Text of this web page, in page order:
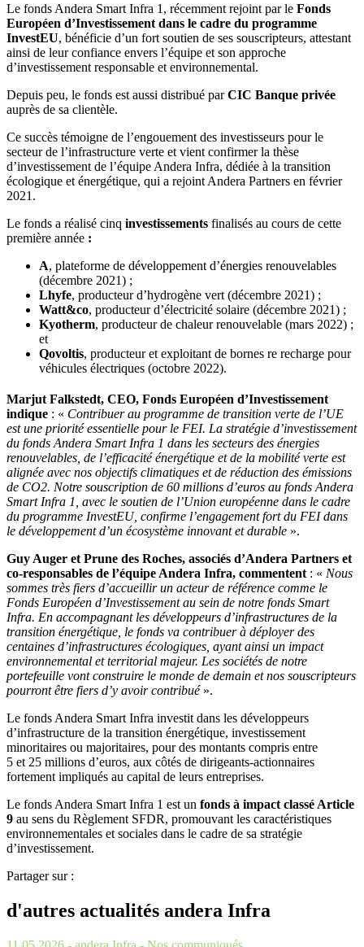
Le fonds Andera Smart Infra 1, récemment rejoint par le Fonds
Européen d’Investissement dans le cadre du programme
InvestEU, bénéficie d’un fort soutien de ses souscripteurs, attestant
ainsi de leur confiance envers l’équipe et son approche
d’investissement responsable et environnemental.
Depuis peu, le fonds est aussi distribué parCIC Banque privée
auprès de sa clientèle.
Ce succès témoigne de l’engouement des investisseurs pour le
secteur de l’infrastructure verte et vient confirmer la thèse
d’investissement de l’équipe Andera Infra, dédiée à la transition
écologique et énergétique, qui a rejoint Andera Partners en février
2021.
Le fonds a réalisé cinq investissements finalisés au cours de cette
première année :
A, plateforme de développement d’énergies renouvelables
(décembre 2021) ;
Lhyfe, producteur d’hydrogène vert (décembre 2021) ;
Watt&co, producteur d’électricité solaire (décembre 2021) ;
Kyotherm, producteur de chaleur renouvelable (mars 2022) ;
et
Qovoltis, producteur et exploitant de bornes re recharge pour
véhicules électriques (octobre 2022).
Marjut Falkstedt, CEO, Fonds Européen d’Investissement
indique : « Contribuer au programme de transition verte de l’UE
est une priorité essentielle pour le FEI. La stratégie d’investissement
du fonds Andera Smart Infra 1 dans les secteurs des énergies
renouvelables, de l’efficacité énergétique et de la mobilité verte est
alignée avec nos objectifs climatiques et de réduction des émissions
de CO2. Notre souscription de 60 millions d’euros au fonds Andera
Smart Infra 1, avec le soutien de l’Union européenne dans le cadre
du programme InvestEU, confirme l’engagement fort du FEI dans
le développement d’un écosystème innovant et durable ».
Guy Auger et Prune des Roches, associés d’Andera Partners et
co-responsables de l’équipe Andera Infra, commentent : « Nous
sommes très fiers d’accueillir un acteur de référence comme le
Fonds Européen d’Investissement au sein de notre fonds Smart
Infra. En accompagnant les développeurs d’infrastructures de la
transition énergétique, le fonds va contribuer à déployer des
centaines d’infrastructures écologiques, ayant ainsi un impact
environnemental et territorial majeur. Les sociétés de notre
portefeuille vont construire le monde de demain et nos souscripteurs
pourront être fiers d’y avoir contribué».
Le fonds Andera Smart Infra investit dans les développeurs
d’infrastructure de la transition énergétique, investissement
minoritaires ou majoritaires, pour des montants compris entre
5 et 25 millions d’euros, aux côtés de dirigeants-actionnaires
fortement impliqués au capital de leurs entreprises.
Le fonds Andera Smart Infra 1 est un fonds à impact classé Article
9 au sens du Règlement SFDR, promouvant les caractéristiques
environnementales et sociales dans le cadre de sa stratégie
d’investissement.
Partager sur :
d'autres actualités andera Infra